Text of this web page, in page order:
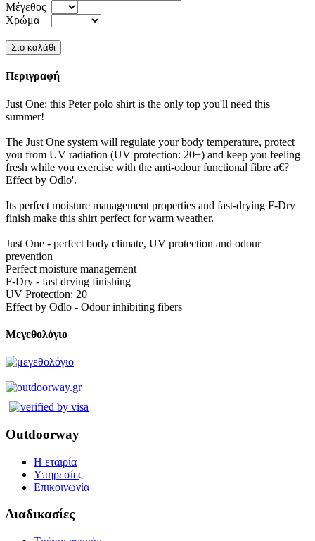
Μέγεθος
Χρώμα
Περιγραφή
Just One: this Peter polo shirt is the only top you'll need this
summer!
The Just One system will regulate your body temperature, protect
you from UV radiation (UV protection: 20+) and keep you feeling
fresh while you exercise with the anti-odour functional fibre a€?
Effect by Odlo'.
Its perfect moisture management properties and fast-drying F-Dry
finish make this shirt perfect for warm weather.
Just One - perfect body climate, UV protection and odour
prevention
Perfect moisture management
F-Dry - fast drying finishing
UV Protection: 20
Effect by Odlo - Odour inhibiting fibers
Μεγεθολόγιο
Outdoorway
Η εταιρία
Υπηρεσίες
Επικοινωνία
Διαδικασίες